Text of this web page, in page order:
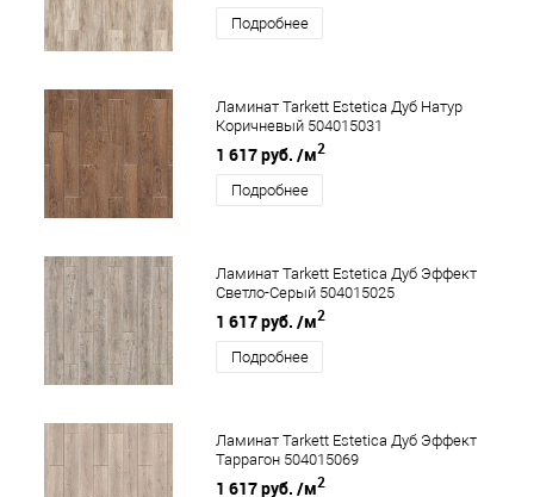
Подробнее
Ламинат Tarkett Estetica Дуб Натур
Коричневый 504015031
1 617 руб. /м2
Подробнее
Ламинат Tarkett Estetica Дуб Эффект
Светло-Серый 504015025
1 617 руб. /м2
Подробнее
Ламинат Tarkett Estetica Дуб Эффект
Таррагон 504015069
1 617 руб. /м2